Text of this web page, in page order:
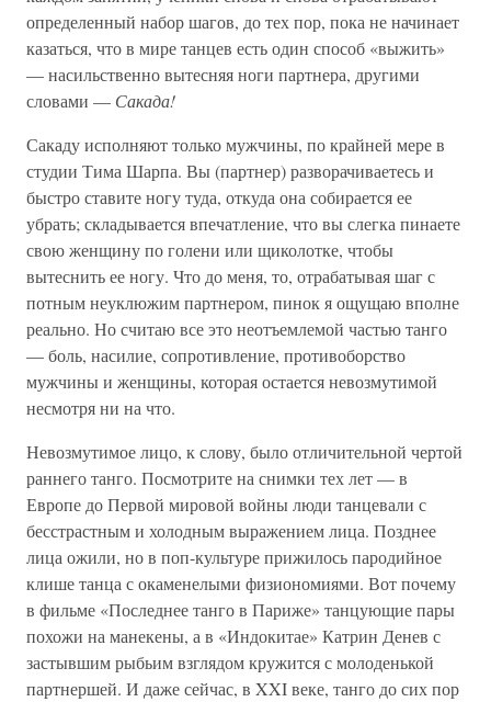
определенный набор шагов, до тех пор, пока не начинает
казаться, что в мире танцев есть один способ «выжить»
— насильственно вытесняя ноги партнера, другими
словами — Сакада!
Сакаду исполняют только мужчины, по крайней мере в
студии Тима Шарпа. Вы (партнер) разворачиваетесь и
быстро ставите ногу туда, откуда она собирается ее
убрать; складывается впечатление, что вы слегка пинаете
свою женщину по голени или щиколотке, чтобы
вытеснить ее ногу. Что до меня, то, отрабатывая шаг с
потным неуклюжим партнером, пинок я ощущаю вполне
реально. Но считаю все это неотъемлемой частью танго
— боль, насилие, сопротивление, противоборство
мужчины и женщины, которая остается невозмутимой
несмотря ни на что.
Невозмутимое лицо, к слову, было отличительной чертой
раннего танго. Посмотрите на снимки тех лет — в
Европе до Первой мировой войны люди танцевали с
бесстрастным и холодным выражением лица. Позднее
лица ожили, но в поп-культуре прижилось пародийное
клише танца с окаменелыми физиономиями. Вот почему
в фильме «Последнее танго в Париже» танцующие пары
похожи на манекены, а в «Индокитае» Катрин Денев с
застывшим рыбьим взглядом кружится с молоденькой
партнершей. И даже сейчас, в XXI веке, танго до сих пор